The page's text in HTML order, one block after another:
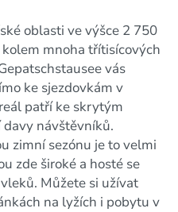
oblasti ve výšce 2 750
mnoha třítisícových
vás
ke sjezdovkám v
patří ke skrytým
návštěvníků.
zimní sezónu je to velmi
zde široké a hosté se
Můžete si užívat
na lyžích i pobytu v